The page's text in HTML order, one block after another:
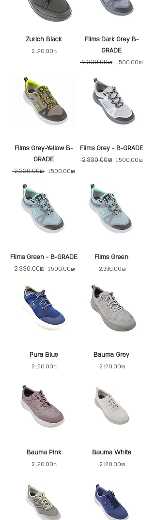
Zurich Black
Price ‏2,190.00 ‏₪
Flims Dark Grey B-
GRADE
Regular Price
‏2,330.00 ‏₪ Sale Price ‏1,500.00 ‏₪
Flims Grey-Yellow B-
GRADE
Regular Price
‏2,330.00 ‏₪ Sale Price ‏1,500.00 ‏₪
Flims Grey - B-GRADE
Regular Price
‏2,330.00 ‏₪ Sale Price ‏1,500.00 ‏₪
Flims Green - B-GRADE
Regular Price
‏2,330.00 ‏₪ Sale Price ‏1,500.00 ‏₪
Flims Green
Price ‏2,330.00 ‏₪
Pura Blue
Price ‏2,190.00 ‏₪
Bauma Grey
Price ‏2,190.00 ‏₪
Bauma Pink
Price ‏2,190.00 ‏₪
Bauma White
Price ‏2,190.00 ‏₪